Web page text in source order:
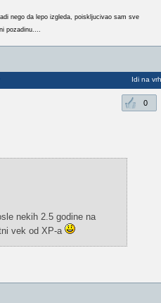
nego da lepo izgleda, poiskljucivao sam sve
pozadinu....
Idi na vrh
0
nekih 2.5 godine na
vek od XP-a